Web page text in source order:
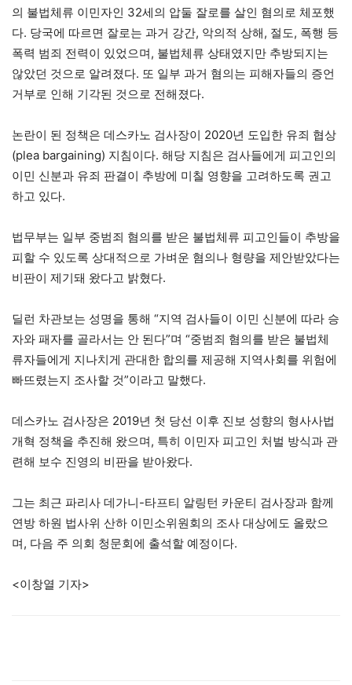
의 불법체류 이민자인 32세의 압둘 잘로를 살인 혐의로 체포했
다. 당국에 따르면 잘로는 과거 강간, 악의적 상해, 절도, 폭행 등
폭력 범죄 전력이 있었으며, 불법체류 상태였지만 추방되지는
않았던 것으로 알려졌다. 또 일부 과거 혐의는 피해자들의 증언
거부로 인해 기각된 것으로 전해졌다.
논란이 된 정책은 데스카노 검사장이 2020년 도입한 유죄 협상
(plea bargaining) 지침이다. 해당 지침은 검사들에게 피고인의
이민 신분과 유죄 판결이 추방에 미칠 영향을 고려하도록 권고
하고 있다.
법무부는 일부 중범죄 혐의를 받은 불법체류 피고인들이 추방을
피할 수 있도록 상대적으로 가벼운 혐의나 형량을 제안받았다는
비판이 제기돼 왔다고 밝혔다.
딜런 차관보는 성명을 통해 “지역 검사들이 이민 신분에 따라 승
자와 패자를 골라서는 안 된다”며 “중범죄 혐의를 받은 불법체
류자들에게 지나치게 관대한 합의를 제공해 지역사회를 위험에
빠뜨렸는지 조사할 것”이라고 말했다.
데스카노 검사장은 2019년 첫 당선 이후 진보 성향의 형사사법
개혁 정책을 추진해 왔으며, 특히 이민자 피고인 처벌 방식과 관
련해 보수 진영의 비판을 받아왔다.
그는 최근 파리사 데가니-타프티 알링턴 카운티 검사장과 함께
연방 하원 법사위 산하 이민소위원회의 조사 대상에도 올랐으
며, 다음 주 의회 청문회에 출석할 예정이다.
<이창열 기자>